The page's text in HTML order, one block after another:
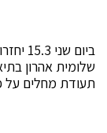
ביום
שלומית אהרון
תעודת מחלים על